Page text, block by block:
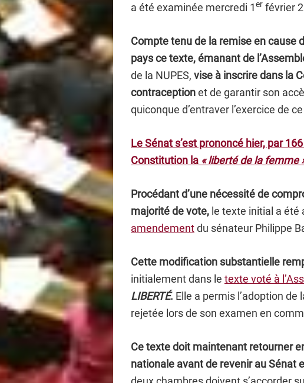
a été examinée mercredi 1er février
Compte tenu de la remise en cause
pays ce texte, émanant de
de la NUPES, vise à inscrire dans la
contraceptionet de garantir son
quiconque d’entraver l’exercice de
Le Sénat s’est prononcé hier, par
Constitution la « liberté de la femme
Procédant d’une nécessité de
majorité de vote, le texte initial a été
amendementdu sénateur Philippe
Cette modification substantielle
initialement dans le texte voté à
LIBERTÉ. Elle a permis l’adoption
rejetée lors de son examen en
Ce texte doit maintenant retourner
nationale avant de revenir au Sénat